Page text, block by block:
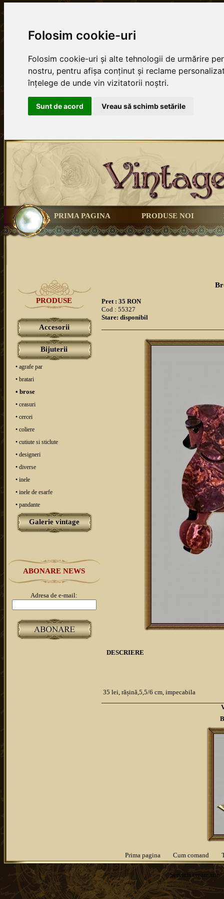
Folosim cookie-uri
Folosim cookie-uri și alte tehnologii de urmărire
nostru, pentru afișa conținut și reclame
înțelege de unde vin vizitatorii noștri.
Sunt de acord Vreau să schimb setările
PRIMA PAGINA PRODUSE NOI
PRODUSE
Accesorii
Bijuterii
• agrafe par
• bratari
• brose
• ceasuri
• cercei
• coliere
• cutiute si sticlute
• designeri
• diverse
• inele
• inele de esarfe
• pandante
Galerie vintage
ABONARE NEWS
Adresa de e-mail:
Pret : 35 RON
Cod : 55327
Stare: disponibil
DESCRIERE
35 lei, rășină,5,5/6 cm, impecabila
Prima pagina Cum comand
Servicii creare site